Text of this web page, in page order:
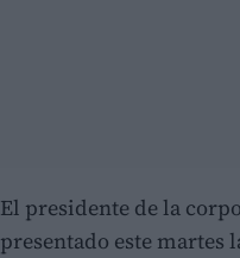
El presidente de la
presentado este martes